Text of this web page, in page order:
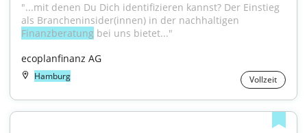
"...mit denen Du Dich identifizieren kannst? Der Einstieg
Finanzberatung bei uns bietet..."
ecoplanfinanz AG
Hamburg Vollzeit